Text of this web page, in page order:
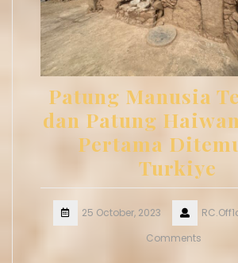
Patung Manusia
dan Patung
Pertama
Turkiye
25 October, 2023
Comments